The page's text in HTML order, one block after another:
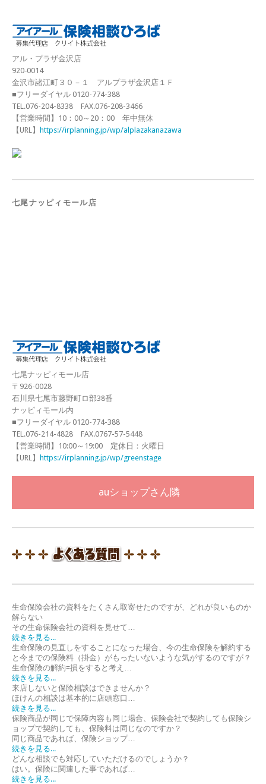
アル・プラザ金沢店
920‐0014
金沢市諸江町３０－１ アルプラザ金沢店１Ｆ
■フリーダイヤル 0120-774-388
TEL.076-204-8338 FAX.076-208-3466
【営業時間】10：00～20：00 年中無休
【URL】 https://irplanning.jp/wp/alplazakanazawa
七尾ナッピィモール店
七尾ナッピィモール店
〒926-0028
石川県七尾市藤野町ロ部38番
ナッピィモール内
■フリーダイヤル 0120-774-388
TEL.076-214-4828 FAX.0767-57-5448
【営業時間】10:00～19:00 定休日：火曜日
【URL】 https://irplanning.jp/wp/greenstage
auショップさん隣
生命保険会社の資料をたくさん取寄せたのですが、どれが良いものか
解らない
その生命保険会社の資料を見せて…
続きを見る...
生命保険の見直しをすることになった場合、今の生命保険を解約する
と今までの保険料（掛金）がもったいないような気がするのですが？
生命保険の解約=損をすると考え…
続きを見る...
来店しないと保険相談はできませんか？
ほけんの相談は基本的に店頭窓口…
続きを見る...
保険商品が同じで保障内容も同じ場合、保険会社で契約しても保険シ
ョップで契約しても、保険料は同じなのですか？
同じ商品であれば、保険ショップ…
続きを見る...
どんな相談でも対応していただけるのでしょうか？
はい。保険に関連した事であれば…
続きを見る...